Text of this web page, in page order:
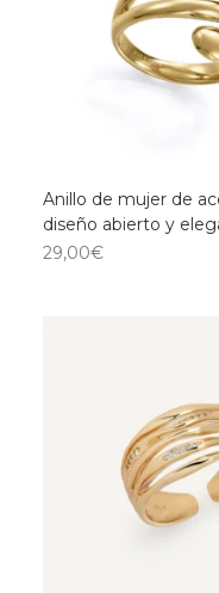
Anillo de mujer de
diseño abierto y
29,00€